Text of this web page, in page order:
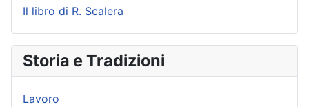
Il libro di R. Scalera
Storia e Tradizioni
Lavoro